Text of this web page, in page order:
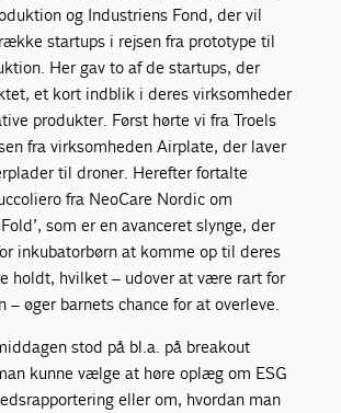
og Industriens Fond, der vil
startups i rejsen fra prototype til
Her gav to af de startups, der
et kort indblik i deres virksomheder
produkter. Først hørte vi fra Troels
fra virksomheden Airplate, der laver
til droner. Herefter fortalte
fra NeoCare Nordic om
som er en avanceret slynge, der
inkubatorbørn at komme op til deres
holdt, hvilket – udover at være rart for
øger barnets chance for at overleve.
stod på bl.a. på breakout
kunne vælge at høre oplæg om ESG
eller om, hvordan man